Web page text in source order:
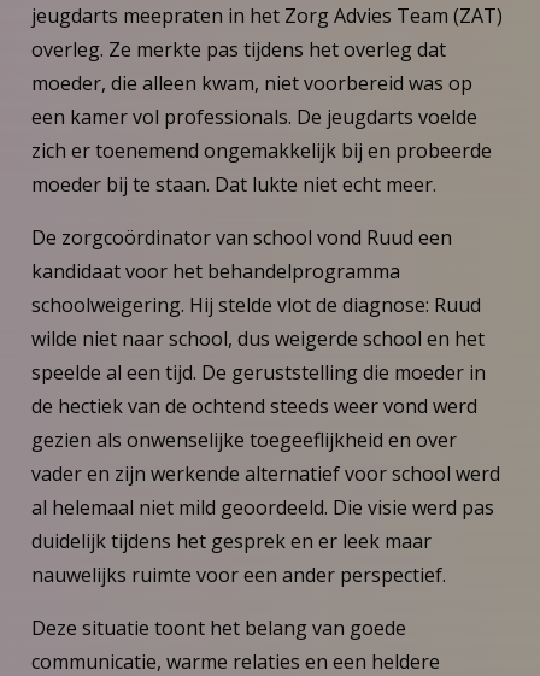
jeugdarts meepraten in het Zorg Advies Team (ZAT)
overleg. Ze merkte pas tijdens het overleg dat
moeder, die alleen kwam, niet voorbereid was op
een kamer vol professionals. De jeugdarts voelde
zich er toenemend ongemakkelijk bij en probeerde
moeder bij te staan. Dat lukte niet echt meer.
De zorgcoördinator van school vond Ruud een
kandidaat voor het behandelprogramma
schoolweigering. Hij stelde vlot de diagnose: Ruud
wilde niet naar school, dus weigerde school en het
speelde al een tijd. De geruststelling die moeder in
de hectiek van de ochtend steeds weer vond werd
gezien als onwenselijke toegeeflijkheid en over
vader en zijn werkende alternatief voor school werd
al helemaal niet mild geoordeeld. Die visie werd pas
duidelijk tijdens het gesprek en er leek maar
nauwelijks ruimte voor een ander perspectief.
Deze situatie toont het belang van goede
communicatie, warme relaties en een heldere